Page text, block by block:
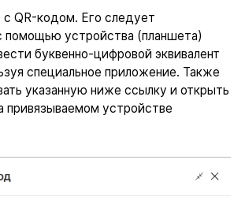
с QR-кодом. Его следует
помощью устройства (планшета)
буквенно-цифровой эквивалент
специальное приложение. Также
указанную ниже ссылку и открыть
привязываемом устройстве